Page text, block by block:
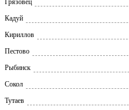
Грязовец
Кадуй
Кириллов
Пестово
Рыбинск
Сокол
Тутаев